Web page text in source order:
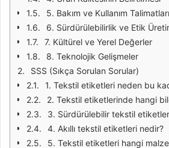
5. Bakım ve Kullanım Talimatları
6. Sürdürülebilirlik ve Etik
7. Kültürel ve Yerel Değerler
8. Teknolojik Gelişmeler
SSS (Sıkça Sorulan Sorular)
1. Tekstil etiketleri neden bu
2. Tekstil etiketlerinde hangi
3. Sürdürülebilir tekstil
4. Akıllı tekstil etiketleri nedir?
5. Tekstil etiketleri hangi